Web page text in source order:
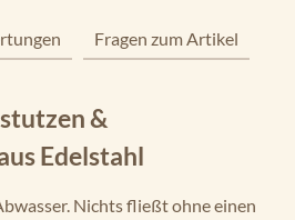
Fragen zum Artikel
&
Edelstahl
Nichts fließt ohne einen